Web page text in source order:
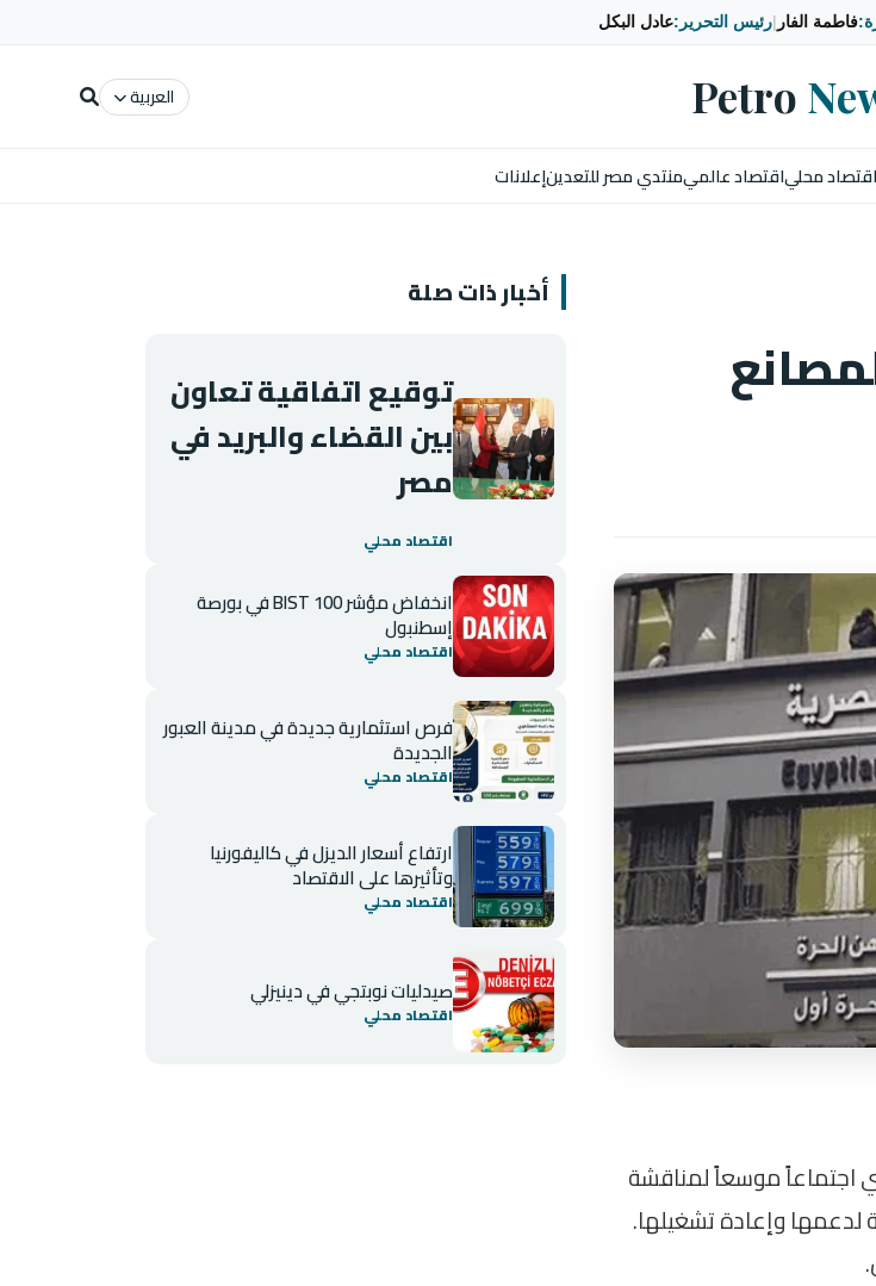
فاطمة الفار رئيس التحرير:عادل البكل
Petro العربية
اقتصاد محلياقتصاد عالميمنتدي مصر للتعدينإعلانات
اجتماعاً موسعاً لمناقشة
لدعمها وإعادة تشغيلها.
أخبار ذات صلة
توقيع اتفاقية تعاون
بين القضاء والبريد في
مصر
اقتصاد محلي
انخفاض مؤشر BIST 100 في بورصة
إسطنبول
اقتصاد محلي
فرص استثمارية جديدة في مدينة العبور
الجديدة
اقتصاد محلي
ارتفاع أسعار الديزل في كاليفورنيا
وتأثيرها على الاقتصاد
اقتصاد محلي
صيدليات نوبتجي في دينيزلي
اقتصاد محلي